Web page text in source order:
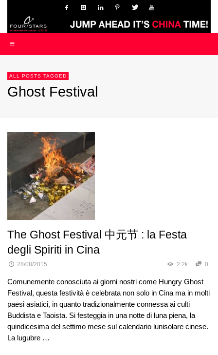
ALL POSTS TAGGED
Ghost Festival
The Ghost Festival 中元节 : la Festa
degli Spiriti in Cina
28/08/2015 2.2k 0
Comunemente conosciuta ai giorni nostri come Hungry Ghost
Festival, questa festività è celebrata non solo in Cina ma in molti
paesi asiatici, in quanto tradizionalmente connessa ai culti
Buddista e Taoista. Si festeggia in una notte di luna piena, la
quindicesima del settimo mese sul calendario lunisolare cinese.
La lugubre …